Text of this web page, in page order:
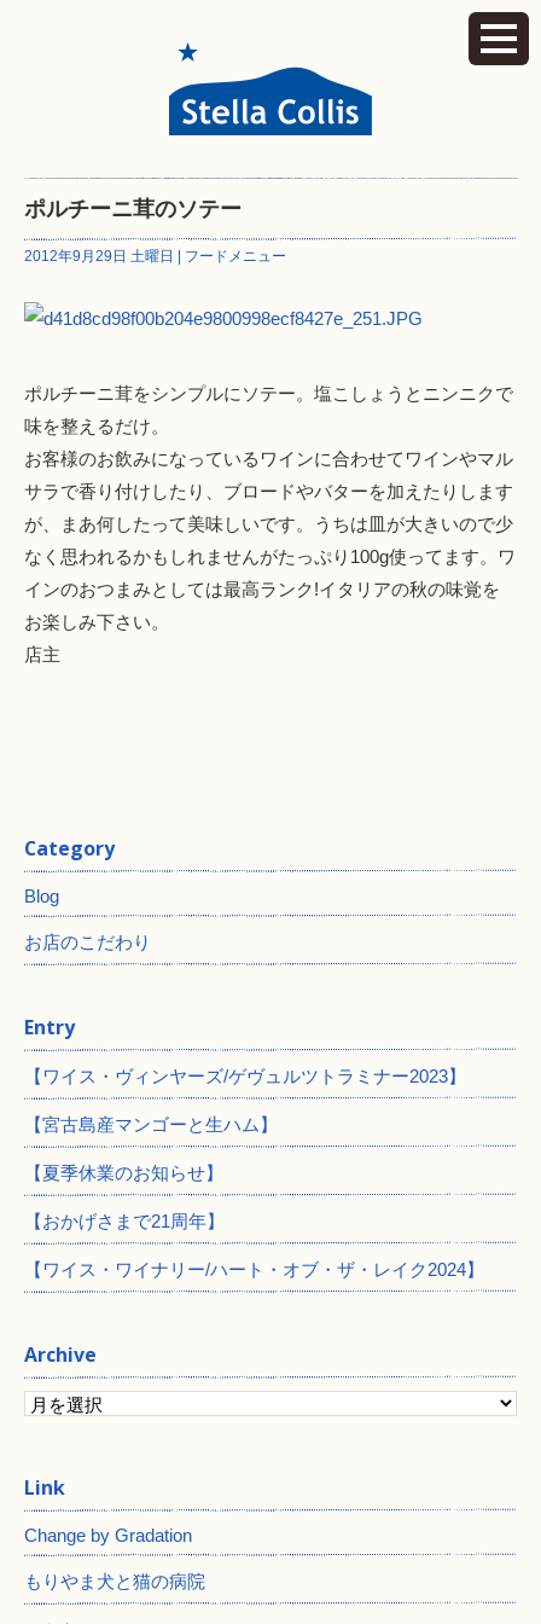
ポルチーニ茸のソテー
2012年9月29日 土曜日 | フードメニュー
ポルチーニ茸をシンプルにソテー。塩こしょうとニンニクで
味を整えるだけ。
お客様のお飲みになっているワインに合わせてワインやマル
サラで香り付けしたり、ブロードやバターを加えたりします
が、まあ何したって美味しいです。うちは皿が大きいので少
なく思われるかもしれませんがたっぷり100g使ってます。ワ
インのおつまみとしては最高ランク!イタリアの秋の味覚を
お楽しみ下さい。
店主
Category
Blog
お店のこだわり
Entry
【ワイス・ヴィンヤーズ/ゲヴュルツトラミナー2023】
【宮古島産マンゴーと生ハム】
【夏季休業のお知らせ】
【おかげさまで21周年】
【ワイス・ワイナリー/ハート・オブ・ザ・レイク2024】
Archive
Change by Gradation
もりやま犬と猫の病院